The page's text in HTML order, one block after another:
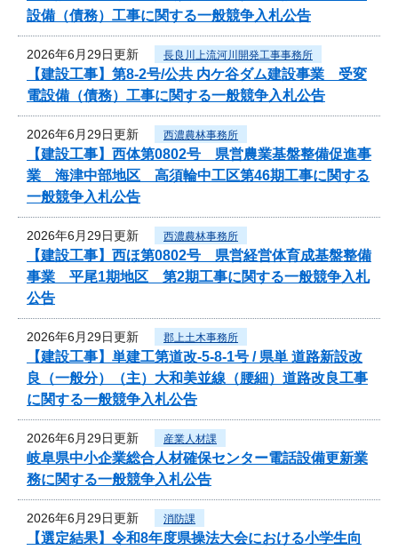
設備（債務）工事に関する一般競争入札公告
2026年6月29日更新 長良川上流河川開発工事事務所
【建設工事】第8-2号/公共 内ケ谷ダム建設事業 受変
電設備（債務）工事に関する一般競争入札公告
2026年6月29日更新 西濃農林事務所
【建設工事】西体第0802号 県営農業基盤整備促進事
業 海津中部地区 高須輪中工区第46期工事に関する
一般競争入札公告
2026年6月29日更新 西濃農林事務所
【建設工事】西ほ第0802号 県営経営体育成基盤整備
事業 平尾1期地区 第2期工事に関する一般競争入札
公告
2026年6月29日更新 郡上土木事務所
【建設工事】単建工第道改-5-8-1号 / 県単 道路新設改
良（一般分）（主）大和美並線（腰細）道路改良工事
に関する一般競争入札公告
2026年6月29日更新 産業人材課
岐阜県中小企業総合人材確保センター電話設備更新業
務に関する一般競争入札公告
2026年6月29日更新 消防課
【選定結果】令和8年度県操法大会における小学生向